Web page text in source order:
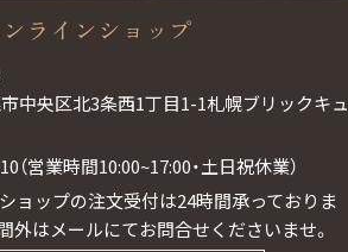
ラインショップ
中央区北3条西1丁目1-1札幌ブリックキュ
（営業時間10:00~17:00・土日祝休業）
ョップの注文受付は24時間承っておりま
外はメールにてお問合せくださいませ。